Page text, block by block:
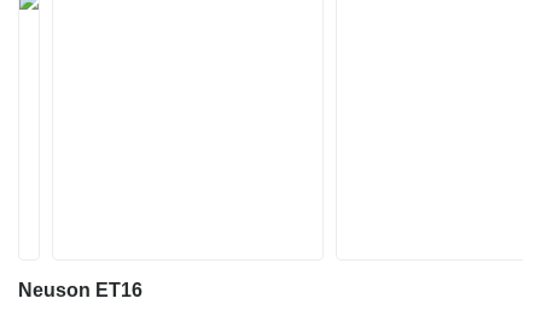
Neuson ET16